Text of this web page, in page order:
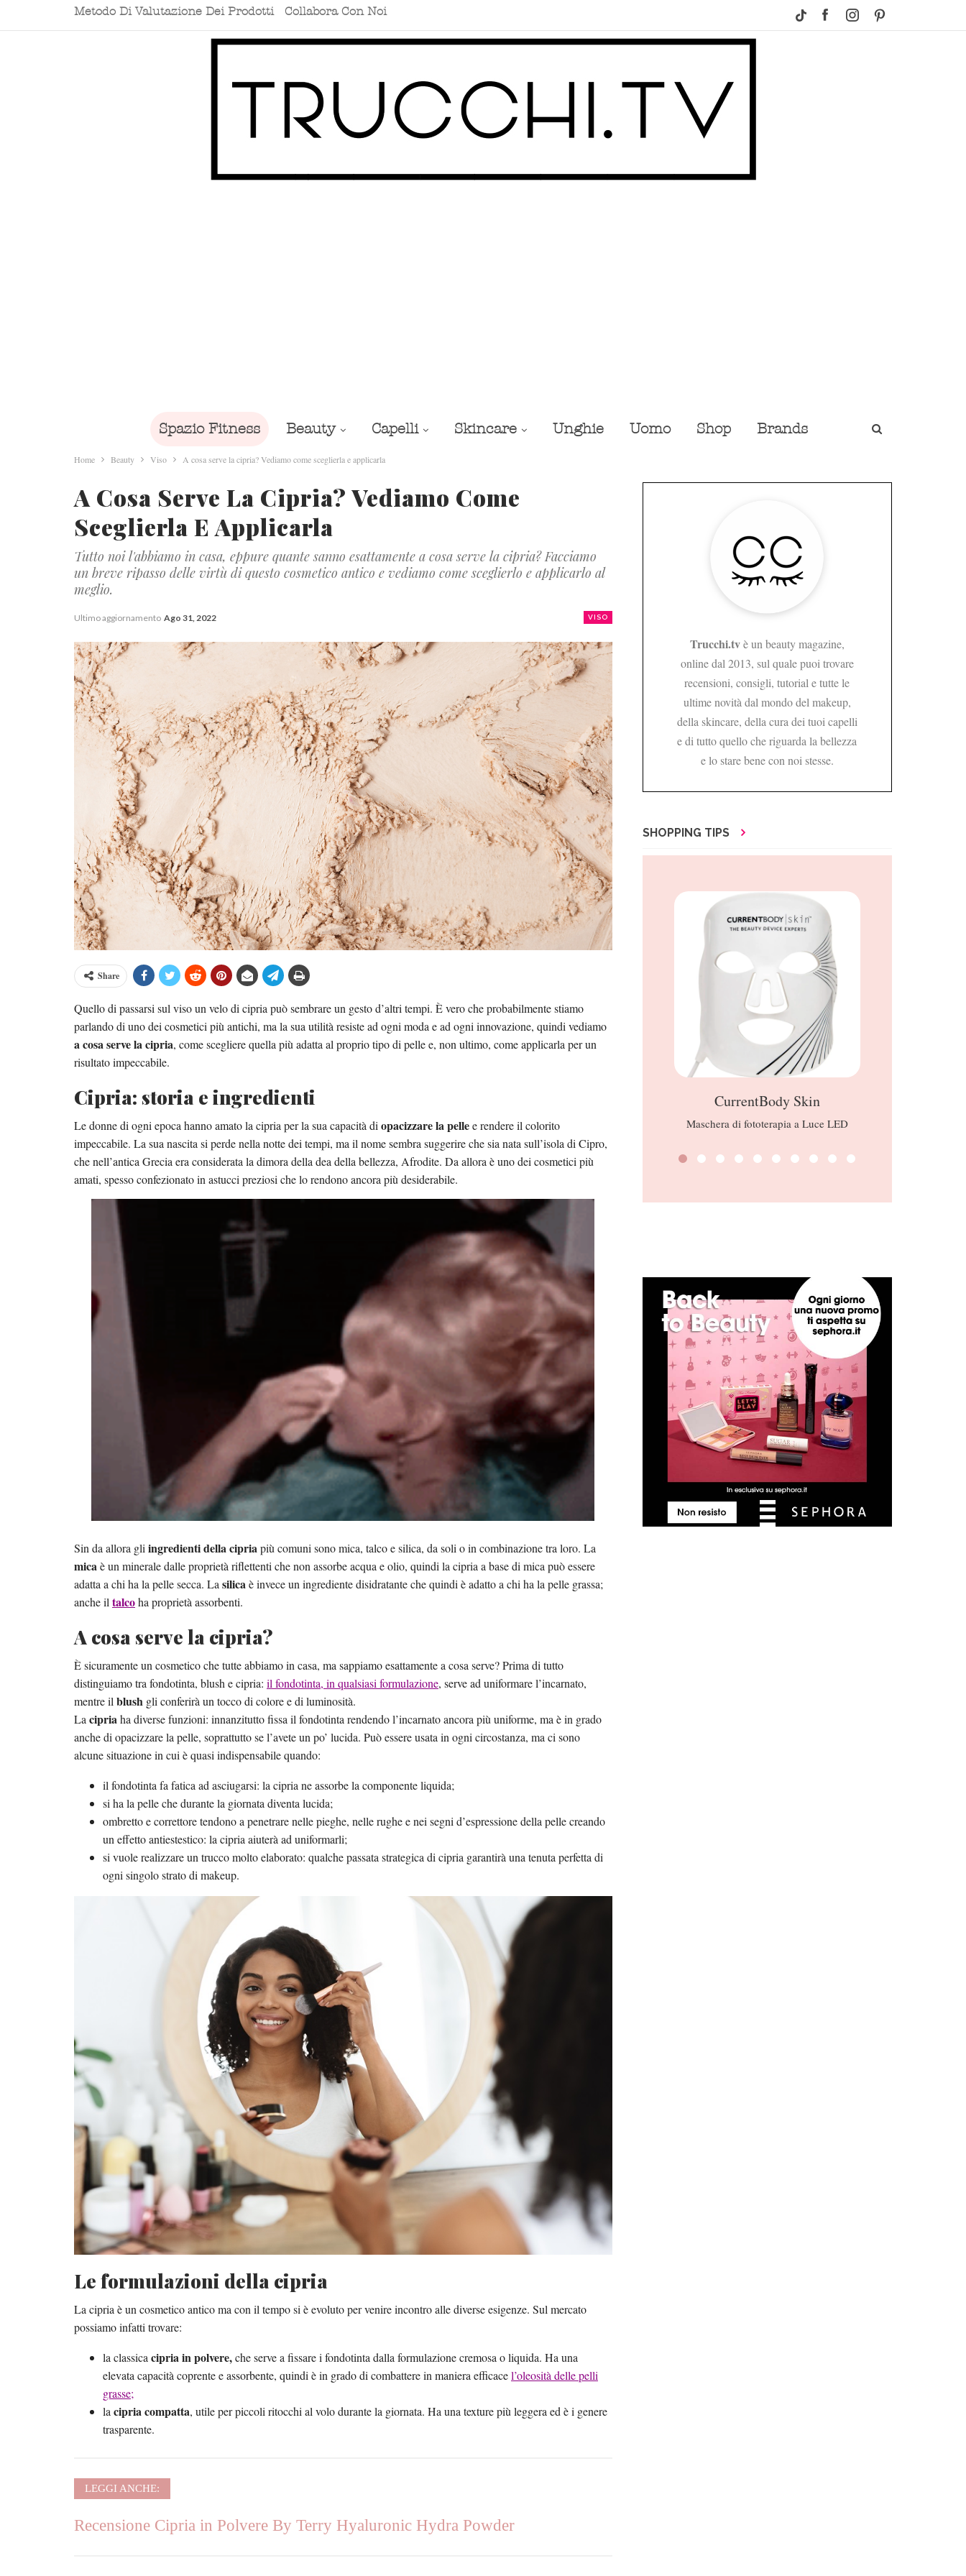
Metodo Di Valutazione Dei Prodotti Collabora Con Noi
Spazio Fitness Beauty Capelli Skincare Unghie Uomo Shop Brands
Home Beauty Viso A cosa serve la cipria? Vediamo come sceglierla e applicarla
A Cosa Serve La Cipria? Vediamo Come
Sceglierla E Applicarla
Tutto noi l'abbiamo in casa, eppure quante sanno esattamente a cosa serve la cipria? Facciamo
un breve ripasso delle virtù di questo cosmetico antico e vediamo come sceglierlo e applicarlo al
meglio.
VISO
Ultimo aggiornamento Ago 31, 2022
Share
Quello di passarsi sul viso un velo di cipria può sembrare un gesto d’altri tempi. È vero che probabilmente stiamo
parlando di uno dei cosmetici più antichi, ma la sua utilità resiste ad ogni moda e ad ogni innovazione, quindi vediamo
a cosa serve la cipria, come scegliere quella più adatta al proprio tipo di pelle e, non ultimo, come applicarla per un
risultato impeccabile.
Cipria: storia e ingredienti
Le donne di ogni epoca hanno amato la cipria per la sua capacità di opacizzare la pellee rendere il colorito
impeccabile. La sua nascita si perde nella notte dei tempi, ma il nome sembra suggerire che sia nata sull’isola di Cipro,
che nell’antica Grecia era considerata la dimora della dea della bellezza, Afrodite. Da allora è uno dei cosmetici più
amati, spesso confezionato in astucci preziosi che lo rendono ancora più desiderabile.
Sin da allora gli ingredienti della cipriapiù comuni sono mica, talco e silica, da soli o in combinazione tra loro. La
micaè un minerale dalle proprietà riflettenti che non assorbe acqua e olio, quindi la cipria a base di mica può essere
adatta a chi ha la pelle secca. La silicaè invece un ingrediente disidratante che quindi è adatto a chi ha la pelle grassa;
anche il talcoha proprietà assorbenti.
A cosa serve la cipria?
È sicuramente un cosmetico che tutte abbiamo in casa, ma sappiamo esattamente a cosa serve? Prima di tutto
distinguiamo tra fondotinta, blush e cipria: il fondotinta, in qualsiasi formulazione, serve ad uniformare l’incarnato,
mentre il blush gli conferirà un tocco di colore e di luminosità.
La cipriaha diverse funzioni: innanzitutto fissa il fondotinta rendendo l’incarnato ancora più uniforme, ma è in grado
anche di opacizzare la pelle, soprattutto se l’avete un po’ lucida. Può essere usata in ogni circostanza, ma ci sono
alcune situazione in cui è quasi indispensabile quando:
il fondotinta fa fatica ad asciugarsi: la cipria ne assorbe la componente liquida;
si ha la pelle che durante la giornata diventa lucida;
ombretto e correttore tendono a penetrare nelle pieghe, nelle rughe e nei segni d’espressione della pelle creando
un effetto antiestestico: la cipria aiuterà ad uniformarli;
si vuole realizzare un trucco molto elaborato: qualche passata strategica di cipria garantirà una tenuta perfetta di
ogni singolo strato di makeup.
Le formulazioni della cipria
La cipria è un cosmetico antico ma con il tempo si è evoluto per venire incontro alle diverse esigenze. Sul mercato
possiamo infatti trovare:
la classica cipria in polvere,che serve a fissare i fondotinta dalla formulazione cremosa o liquida. Ha una
elevata capacità coprente e assorbente, quindi è in grado di combattere in maniera efficacel’oleosità delle pelli
grasse;
la cipria compatta, utile per piccoli ritocchi al volo durante la giornata. Ha una texture più leggera ed è i genere
trasparente.
LEGGI ANCHE:
Recensione Cipria in Polvere By Terry Hyaluronic Hydra Powder
Trucchi.tvè un beauty magazine,
online dal 2013, sul quale puoi trovare
recensioni, consigli, tutorial e tutte le
ultime novità dal mondo del makeup,
della skincare, della cura dei tuoi capelli
e di tutto quello che riguarda la bellezza
e lo stare bene con noi stesse.
SHOPPING TIPS
CurrentBody Skin
Maschera di fototerapia a Luce LED